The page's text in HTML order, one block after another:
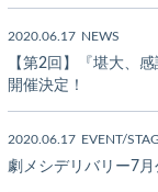
2020.06.17 NEWS
【第2回】『堪大、
開催決定！
2020.06.17 EVENT/
劇メシデリバリー7